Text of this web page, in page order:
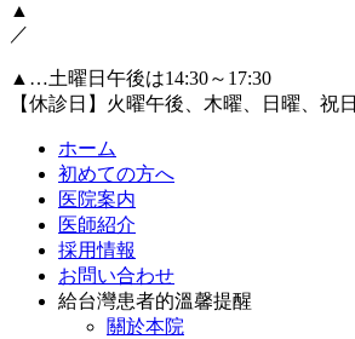
▲
／
▲…土曜日午後は14:30～17:30
【休診日】火曜午後、木曜、日曜、祝日
ホーム
初めての方へ
医院案内
医師紹介
採用情報
お問い合わせ
給台灣患者的溫馨提醒
關於本院